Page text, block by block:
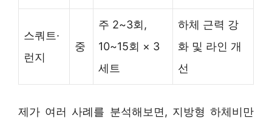
스쿼트·
런지
중
주 2~3회,
10~15회 × 3
세트
하체 근력 강
화 및 라인 개
선
제가 여러 사례를 분석해보면, 지방형 하체비만